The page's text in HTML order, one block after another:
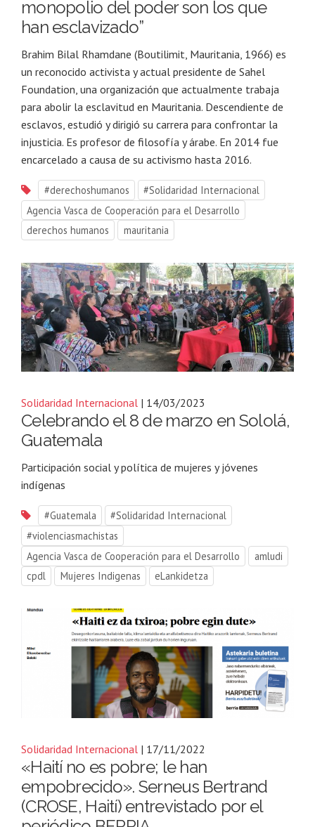
monopolio del poder son los que
han esclavizado”
Brahim Bilal Rhamdane (Boutilimit, Mauritania, 1966) es
un reconocido activista y actual presidente de Sahel
Foundation, una organización que actualmente trabaja
para abolir la esclavitud en Mauritania. Descendiente de
esclavos, estudió y dirigió su carrera para confrontar la
injusticia. Es profesor de filosofía y árabe. En 2014 fue
encarcelado a causa de su activismo hasta 2016.
#derechoshumanos
#Solidaridad Internacional
Agencia Vasca de Cooperación para el Desarrollo
derechos humanos
mauritania
Solidaridad Internacional | 14/03/2023
Celebrando el 8 de marzo en Sololá,
Guatemala
Participación social y política de mujeres y jóvenes
indígenas
#Guatemala
#Solidaridad Internacional
#violenciasmachistas
Agencia Vasca de Cooperación para el Desarrollo
amludi
cpdl
Mujeres Indigenas eLankidetza
Solidaridad Internacional | 17/11/2022
«Haití no es pobre; le han
empobrecido». Serneus Bertrand
(CROSE, Haití) entrevistado por el